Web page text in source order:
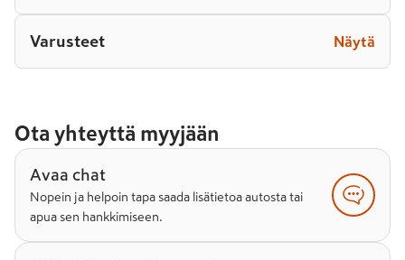
Varusteet Näytä
Ota yhteyttä myyjään
Avaa chat
Nopein ja helpoin tapa saada lisätietoa autosta tai
apua sen hankkimiseen.